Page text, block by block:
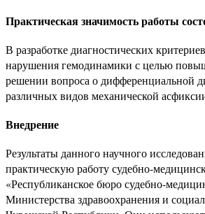
Практическая значимость работы
В разработке диагностических
нарушения гемодинамики с целью
решении вопроса о дифференциальной
различных видов механической
Внедрение
Результаты данного научного
практическую работу судебно-
«Республиканское бюро судебно-
Министерства здравоохранения и